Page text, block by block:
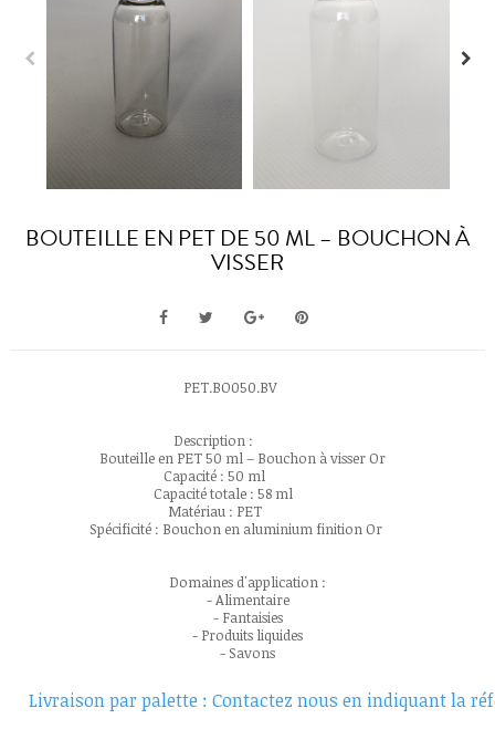
BOUTEILLE EN PET DE 50 ML – BOUCHON À
VISSER
PET.BO050.BV
Description :
Bouteille en PET 50 ml – Bouchon à visser Or
Capacité : 50 ml
Capacité totale : 58 ml
Matériau : PET
Spécificité : Bouchon en aluminium finition Or
Domaines d'application :
- Alimentaire
- Fantaisies
- Produits liquides
- Savons
Livraison par palette : Contactez nous en indiquant la